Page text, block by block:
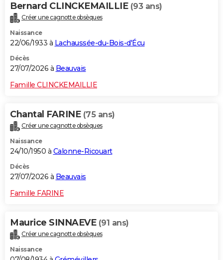
Bernard CLINCKEMAILLIE (93 ans)
Créer une cagnotte obsèques
Naissance
22/06/1933 à Lachaussée-du-Bois-d'Écu
Décès
27/07/2026 à Beauvais
Famille CLINCKEMAILLIE
Chantal FARINE (75 ans)
Créer une cagnotte obsèques
Naissance
24/10/1950 à Calonne-Ricouart
Décès
27/07/2026 à Beauvais
Famille FARINE
Maurice SINNAEVE (91 ans)
Créer une cagnotte obsèques
Naissance